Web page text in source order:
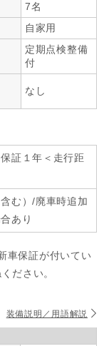
7名
自家用
定期点検整備
付
なし
証１年＜走行距
む）/廃車時追加
あり
車保証が付いてい
ださい。
装備説明／用語解説